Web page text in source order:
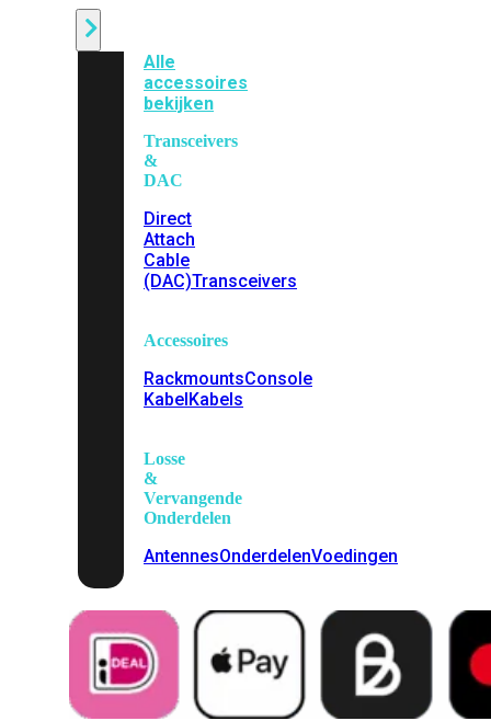
Alle
accessoires
bekijken
Transceivers
&
DAC
Direct
Attach
Cable
(DAC)Transceivers
Accessoires
RackmountsConsole
KabelKabels
Losse
&
Vervangende
Onderdelen
AntennesOnderdelenVoedingen